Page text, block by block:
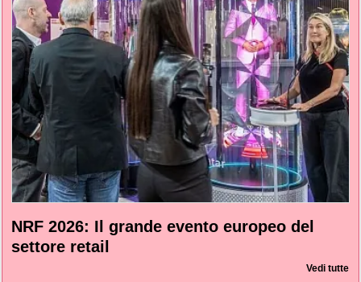
NRF 2026: Il grande evento europeo del
settore retail
Vedi tutte